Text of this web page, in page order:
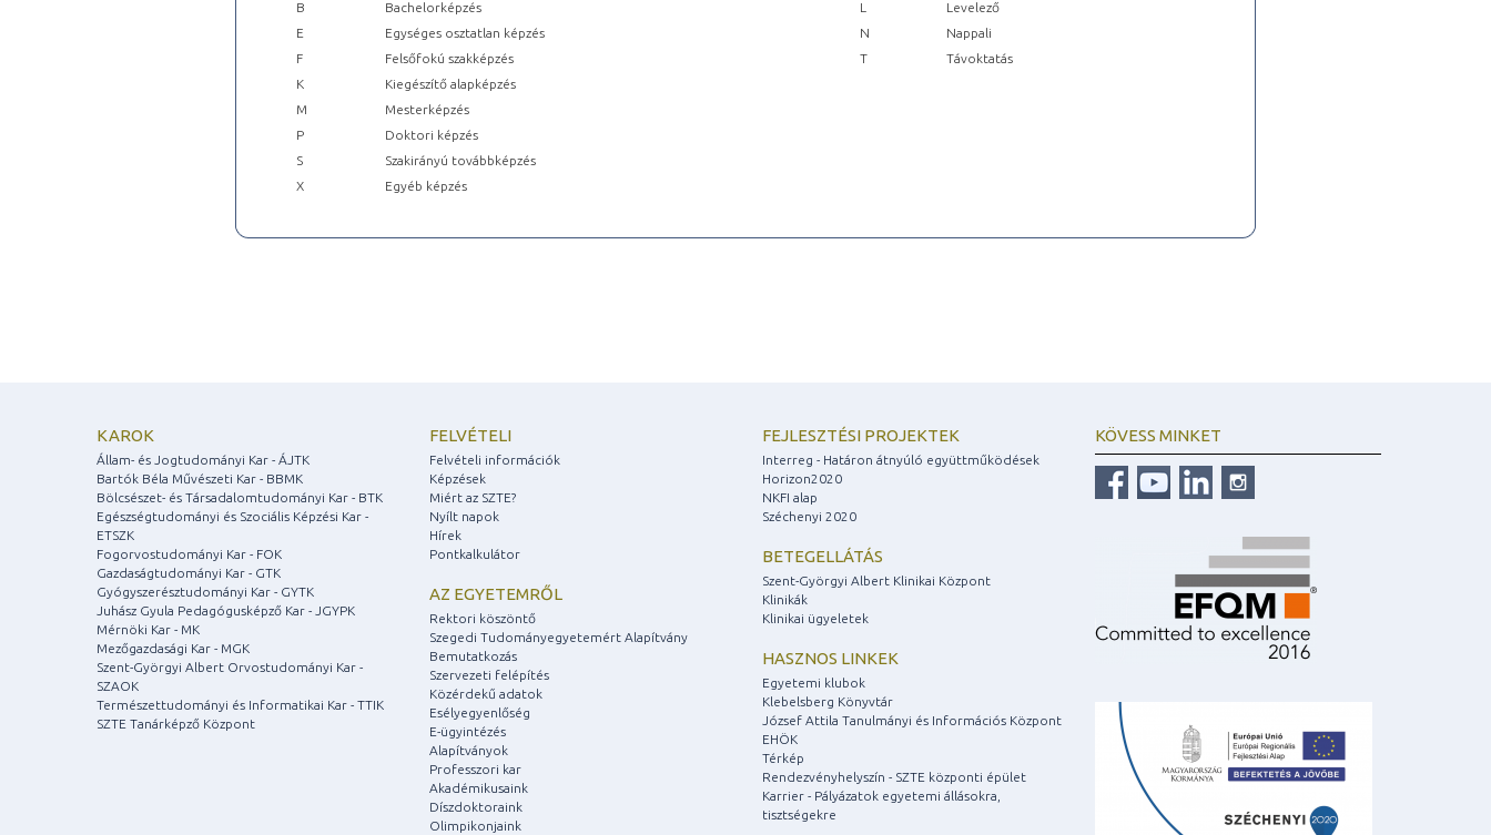
B
Bachelorképzés L
Levelező
E
Egységes osztatlan képzés N
Nappali
F
Felsőfokú szakképzés T
Távoktatás
K
Kiegészítő alapképzés
M
Mesterképzés
P
Doktori képzés
S
Szakirányú továbbképzés
X
Egyéb képzés
KAROK
Állam- és Jogtudományi Kar - ÁJTK
Bartók Béla Művészeti Kar - BBMK
Bölcsészet- és Társadalomtudományi Kar - BTK
Egészségtudományi és Szociális Képzési Kar -
ETSZK
Fogorvostudományi Kar - FOK
Gazdaságtudományi Kar - GTK
Gyógyszerésztudományi Kar - GYTK
Juhász Gyula Pedagógusképző Kar - JGYPK
Mérnöki Kar - MK
Mezőgazdasági Kar - MGK
Szent-Györgyi Albert Orvostudományi Kar -
SZAOK
Természettudományi és Informatikai Kar - TTIK
SZTE Tanárképző Központ
FELVÉTELI
Felvételi információk
Képzések
Miért az SZTE?
Nyílt napok
Hírek
Pontkalkulátor
AZ EGYETEMRŐL
Rektori köszöntő
Szegedi Tudományegyetemért Alapítvány
Bemutatkozás
Szervezeti felépítés
Közérdekű adatok
Esélyegyenlőség
E-ügyintézés
Alapítványok
Professzori kar
Akadémikusaink
Díszdoktoraink
Olimpikonjaink
FEJLESZTÉSI PROJEKTEK
Interreg - Határon átnyúló együttműködések
Horizon2020
NKFI alap
Széchenyi 2020
BETEGELLÁTÁS
Szent-Györgyi Albert Klinikai Központ
Klinikák
Klinikai ügyeletek
HASZNOS LINKEK
Egyetemi klubok
Klebelsberg Könyvtár
József Attila Tanulmányi és Információs Központ
EHÖK
Térkép
Rendezvényhelyszín - SZTE központi épület
Karrier - Pályázatok egyetemi állásokra,
tisztségekre
KÖVESS MINKET